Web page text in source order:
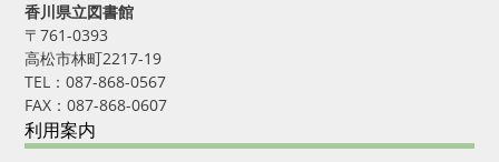
香川県立図書館
〒761-0393
高松市林町2217-19
TEL：087-868-0567
FAX：087-868-0607
利用案内